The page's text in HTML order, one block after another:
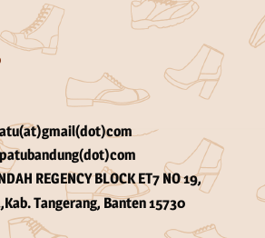
REGENCY BLOCK ET7 NO 19,
Tangerang, Banten 15730